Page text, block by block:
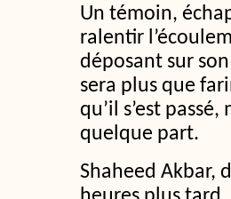
Un témoin,
ralentir
déposant sur
sera plus que
qu’il s’est
quelque part.
Shaheed Akbar,